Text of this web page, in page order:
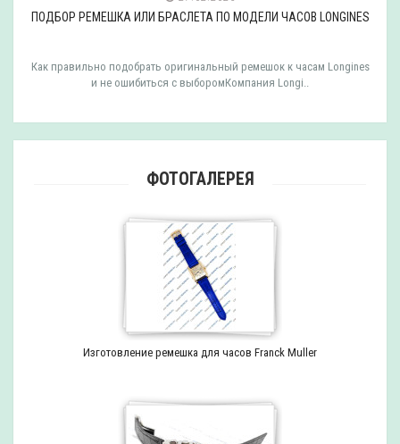
LONGINES
к часам Longines
ПОДБОР РЕМЕШКА ИЛИ БРАСЛЕТА ПО МОДЕЛИ
Как правильно подобрать оригинальный ремешок к
ошибиться с выборомКомпания EPOS
ФОТОГАЛЕРЕЯ
Изготовление ремешка для часов Franck Muller